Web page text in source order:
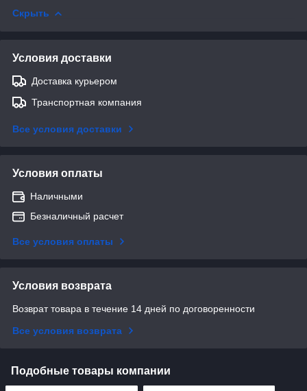
Скрыть
Условия доставки
Доставка курьером
Транспортная компания
Все условия доставки
Условия оплаты
Наличными
Безналичный расчет
Все условия оплаты
Условия возврата
Возврат товара в течение 14 дней по договоренности
Все условия возврата
Подобные товары компании